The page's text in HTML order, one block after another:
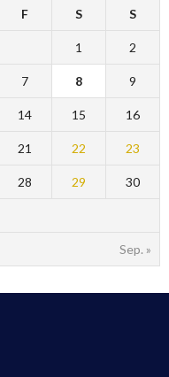
F S S
Sep. »
1 2
7 8 9
14 15 16
21 22 23
28 29 30